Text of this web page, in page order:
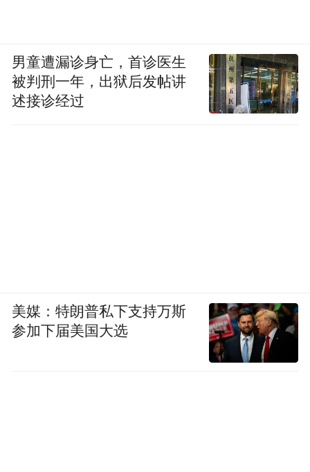
男童遭漏诊身亡，首诊医生
被判刑一年，出狱后发帖讲
述接诊经过
美媒：特朗普私下支持万斯
参加下届美国大选